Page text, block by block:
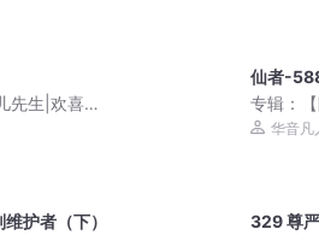
先生|欢喜冤
仙者-
专辑：
血仙侠|
华音凡
护者（下）
329 尊